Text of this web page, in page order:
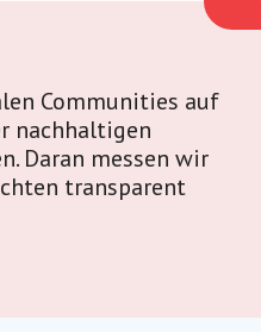
Communities auf
nachhaltigen
Daran messen wir
transparent